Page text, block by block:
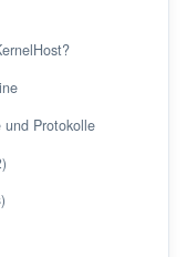
und Protokolle